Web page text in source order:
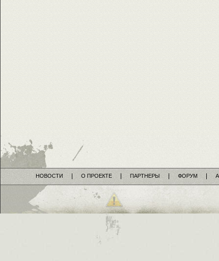
НОВОСТИ О ПРОЕКТЕ ПАРТНЕРЫ ФОРУМ